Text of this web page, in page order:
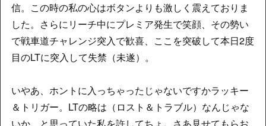
信。この時の私の心はボタンよりも激しく震えておりま
した。さらにリーチ中にプレミア発生で笑顔、その勢い
で戦車道チャレンジ突入で歓喜、ここを突破して本日2度
目のLTに突入して失禁（未遂）。
いやあ、ホントに入っちゃったじゃないですかラッキー
＆トリガー。LTの略は（ロスト＆トラブル）なんじゃな